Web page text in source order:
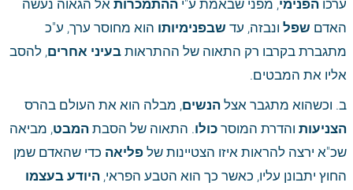
ערכו הפנימי, מפני שבאמת ע"י ההתמכרות
האדם שפל ונבזה, עד שבפנימיותו
מתגברת בקרבו רק התאוה של ההתראות בעיני אחרים
אליו את המבטים.
ב. וכשהוא מתגבר אצל הנשים, מבלה הוא את העולם בהרס
הצניעות והדרת המוסר כולו. התאוה של הסבת המבט
שכ"א ירצה להראות איזו הצטיינות של פליאה
החוץ יתבונן עליו, כאשר כך הוא הטבע הפראי, היודע בעצמו